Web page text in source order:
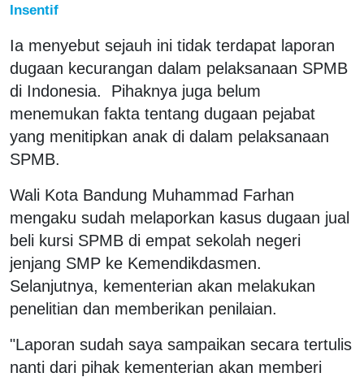
Insentif
Ia menyebut sejauh ini tidak terdapat laporan
dugaan kecurangan dalam pelaksanaan SPMB
di Indonesia. Pihaknya juga belum
menemukan fakta tentang dugaan pejabat
yang menitipkan anak di dalam pelaksanaan
SPMB.
Wali Kota Bandung Muhammad Farhan
mengaku sudah melaporkan kasus dugaan jual
beli kursi SPMB di empat sekolah negeri
jenjang SMP ke Kemendikdasmen.
Selanjutnya, kementerian akan melakukan
penelitian dan memberikan penilaian.
"Laporan sudah saya sampaikan secara tertulis
nanti dari pihak kementerian akan memberi